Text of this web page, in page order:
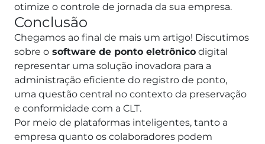
otimize o controle de jornada da sua empresa.
Conclusão
Chegamos ao final de mais um artigo! Discutimos
sobre o software de ponto eletrônico digital
representar uma solução inovadora para a
administração eficiente do registro de ponto,
uma questão central no contexto da preservação
e conformidade com a CLT.
Por meio de plataformas inteligentes, tanto a
empresa quanto os colaboradores podem